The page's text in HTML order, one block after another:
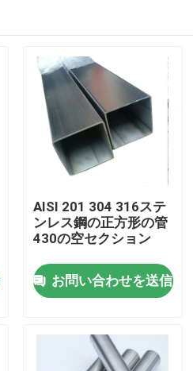
AISI 201 304 316ステ
ンレス鋼の正方形の管
430の空セクション
お問い合わせを送信